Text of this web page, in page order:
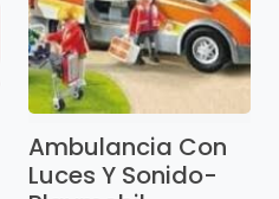
Ambulancia Con
Luces Y Sonido-